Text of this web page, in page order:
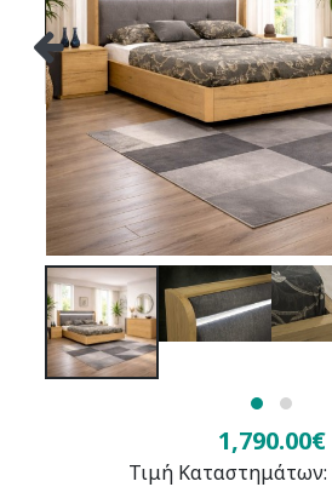
1,790.00€
Τιμή Καταστημάτων: